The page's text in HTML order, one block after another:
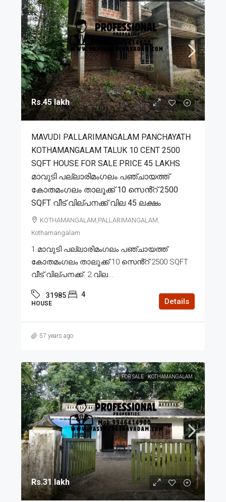
Rs.45 lakh
MAVUDI PALLARIMANGALAM PANCHAYATH
KOTHAMANGALAM TALUK 10 CENT 2500
SQFT HOUSE FOR SALE PRICE 45 LAKHS
മാവുടി പല്ലാരിമംഗലം പഞ്ചായത്ത്
കോതമംഗലം താലൂക്ക് 10 സെൻ്റ് 2500
SQFT വീട് വില്പനക്ക് വില 45 ലക്ഷം
KOTHAMANGALAM,PALLARIMANGALAM,
Kothamangalam
1.മാവുടി പല്ലാരിമംഗലം പഞ്ചായത്ത്
കോതമംഗലം താലൂക്ക് 10 സെൻ്റ് 2500 SQFT
വീട് വില്പനക്ക്. 2.വില...
31985 4
HOUSE Details
57 years ago
FOR SALE KOTHAMANGALAM
Rs.31 lakh